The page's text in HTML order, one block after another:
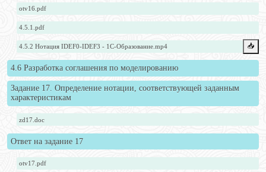
otv16.pdf
4.5.1.pdf
4.5.2 Нотация IDEF0-IDEF3 - 1С-Образование.mp4 📥️
4.6 Разработка соглашения по моделированию
Задание 17. Определение нотации, соответствующей заданным
характеристикам
zd17.doc
Ответ на задание 17
otv17.pdf